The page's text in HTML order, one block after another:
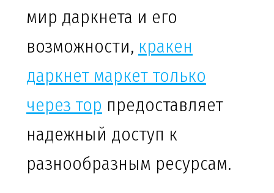
мир даркнета и его
возможности, кракен
даркнет маркет только
через тор предоставляет
надежный доступ к
разнообразным ресурсам.